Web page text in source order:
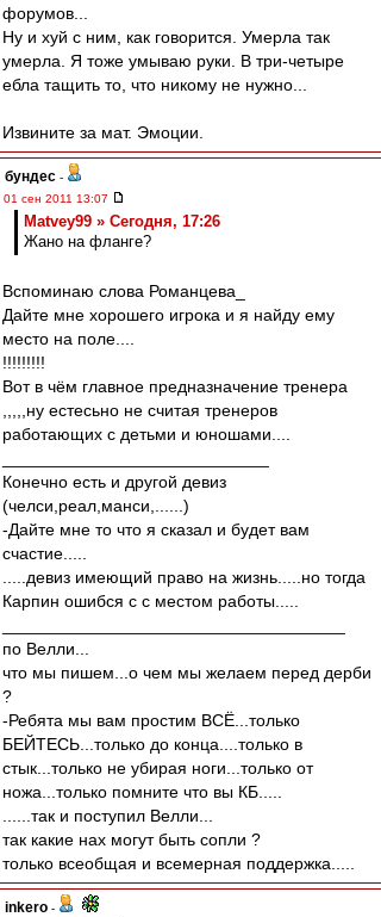
форумов...
Ну и хуй с ним, как говорится. Умерла так
умерла. Я тоже умываю руки. В три-четыре
ебла тащить то, что никому не нужно...
Извините за мат. Эмоции.
бундес -
01 сен 2011 13:07
Matvey99 » Сегодня, 17:26
Жано на фланге?
Вспоминаю слова Романцева_
Дайте мне хорошего игрока и я найду ему
место на поле....
!!!!!!!!!
Вот в чём главное предназначение тренера
,,,,,ну естесьно не считая тренеров
работающих с детьми и юношами....
Конечно есть и другой девиз
(челси,реал,манси,......)
-Дайте мне то что я сказал и будет вам
счастие.....
.....девиз имеющий право на жизнь.....но тогда
Карпин ошибся с с местом работы.....
по Велли...
что мы пишем...о чем мы желаем перед дерби
?
-Ребята мы вам простим ВСЁ...только
БЕЙТЕСЬ...только до конца....только в
стык...только не убирая ноги...только от
ножа...только помните что вы КБ.....
......так и поступил Велли...
так какие нах могут быть сопли ?
только всеобщая и всемерная поддержка.....
inkero -